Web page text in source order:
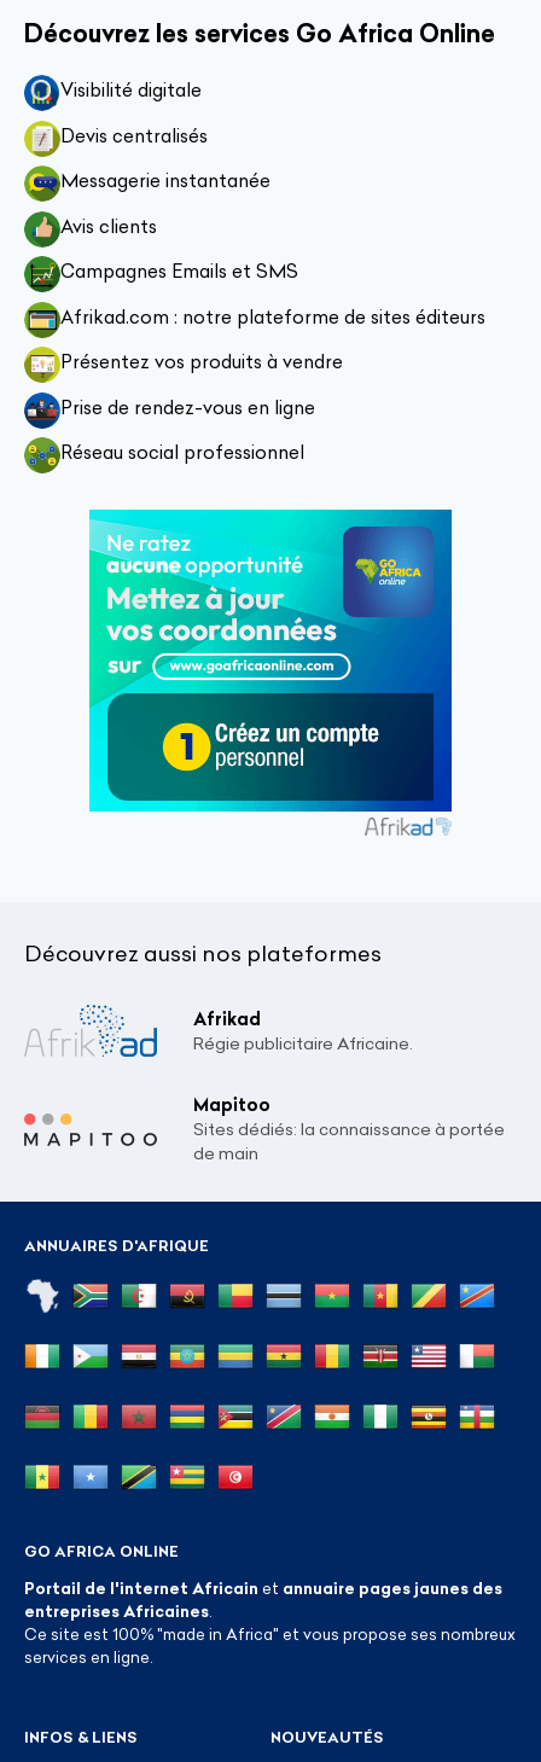
Découvrez les services Go Africa Online
Visibilité digitale
Devis centralisés
Messagerie instantanée
Avis clients
Campagnes Emails et SMS
Afrikad.com : notre plateforme de sites éditeurs
Présentez vos produits à vendre
Prise de rendez-vous en ligne
Réseau social professionnel
Découvrez aussi nos plateformes
Afrikad
Régie publicitaire Africaine.
Mapitoo
Sites dédiés: la connaissance à portée
de main
ANNUAIRES D'AFRIQUE
GO AFRICA ONLINE
Portail de l'internet Africain et annuaire pages jaunes des
entreprises Africaines
Ce site est 100% "made in Africa" et vous propose ses nombreux
services en ligne.
INFOS & LIENS NOUVEAUTÉS